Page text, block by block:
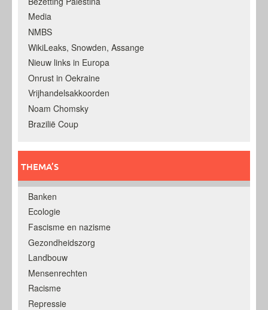
Media
NMBS
WikiLeaks, Snowden, Assange
Nieuw links in Europa
Onrust in Oekraine
Vrijhandelsakkoorden
Noam Chomsky
Brazilië Coup
THEMA’S
Banken
Ecologie
Fascisme en nazisme
Gezondheidszorg
Landbouw
Mensenrechten
Racisme
Repressie